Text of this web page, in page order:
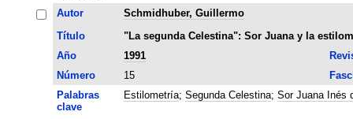
Autor
Schmidhuber, Guillermo
Título
"La segunda Celestina": Sor Juana y la
Año
1991
Número
15
Palabras
clave
Estilometría; Segunda Celestina; Sor Juana Inés